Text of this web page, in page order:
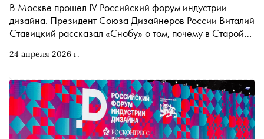
24 апреля 2026 г.
В Москве прошел IV Российский форум индустрии
дизайна. Президент Союза Дизайнеров России Виталий
Ставицкий рассказал «Снобу» о том, почему в Старой
возможностями на улицах, что делает Москву самой
дизайн учитывать потребности людей с аутизмом и
деменцией и какие темные стороны русского
менталитета облегчают нам жизнь